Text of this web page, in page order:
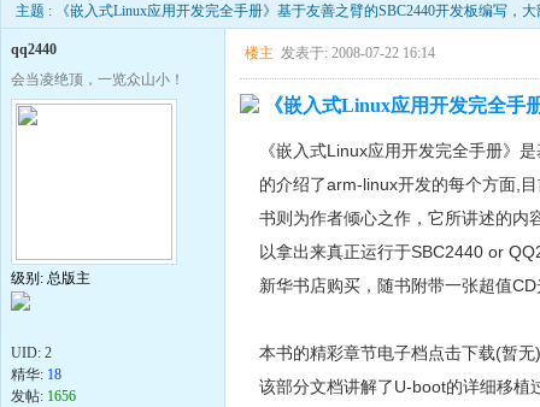
主题 : 《嵌入式Linux应用开发完全手册》基于友善之臂的SBC2440开发板编写，
qq2440
会当凌绝顶，一览众山小！
级别: 总版主
UID: 2
精华: 18
发帖: 1656
楼主 发表于: 2008-07-22 16:14
《嵌入式Linux应用开发完全手
《嵌入式Linux应用开发完全手册》
的介绍了arm-linux开发的每个方面,
书则为作者倾心之作，它所讲述的内
以拿出来真正运行于SBC2440 or
新华书店购买，随书附带一张超值
本书的精彩章节电子档点击下载(暂无
该部分文档讲解了U-boot的详细移植